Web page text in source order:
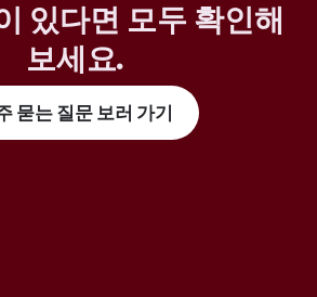
있다면 모두 확인해
보세요.
묻는 질문 보러 가기